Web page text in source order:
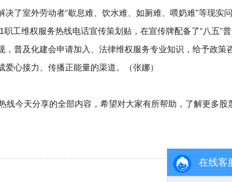
了室外劳动者“歇息难、饮水难、如厕难、喂奶难”等现实
工维权服务热线电话宣传策划贴，在宣传牌配备了“八五”
普及化建会申请加入、法律维权服务专业知识，给予政策
心接力、传播正能量的渠道。（张娜）
今天分享的全部内容，希望对大家有所帮助，了解更多股
在线客